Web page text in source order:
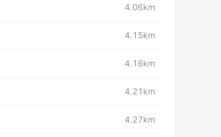
4.06km
4.15km
4.16km
4.21km
4.27km